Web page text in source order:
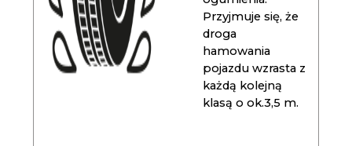
Przyjmuje się, że
droga
hamowania
pojazdu wzrasta z
każdą kolejną
klasą o ok.3,5 m.